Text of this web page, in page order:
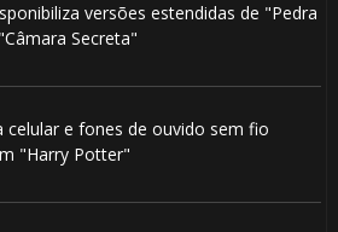
versões estendidas de "Pedra
Secreta"
celular e fones de ouvido sem fio
"Harry Potter"